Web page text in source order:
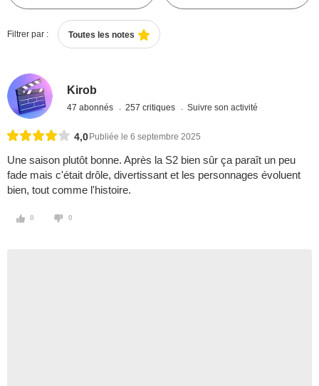
Filtrer par : Toutes les notes
Kirob
47 abonnés 257 critiques Suivre son activité
4,0 Publiée le 6 septembre 2025
Une saison plutôt bonne. Après la S2 bien sûr ça paraît un peu
fade mais c'était drôle, divertissant et les personnages évoluent
bien, tout comme l'histoire.
0 0